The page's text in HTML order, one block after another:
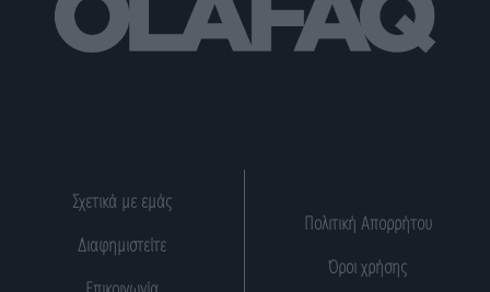
Σχετικά με εμάς
Διαφημιστείτε
Πολιτική Απορρήτου
Όροι χρήσης